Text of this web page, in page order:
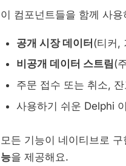
이 컴포넌트들을 함께 사
공개 시장 데이터(티커,
비공개 데이터 스트림(
주문 접수 또는 취소,
사용하기 쉬운 Delphi
모든 기능이 네이티브로
능을 제공해요.